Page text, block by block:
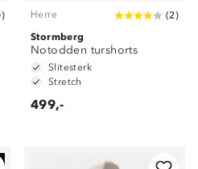
) Herre (2)
Stormberg
Notodden turshorts
Slitesterk
Stretch
499,-